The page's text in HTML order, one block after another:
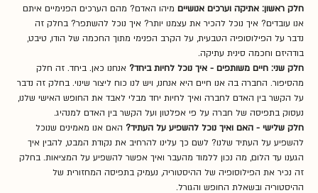
חלק ראשון: אתיקה וערכים אנושיים מיהו האדם? מהם הערכים הפנימיים איתם
אנו עובדים? איך נוכל להכיר את עצמנו יותר? איך נוכל להשתפר? בחלק זה
נדבר על הפילוסופיה הטבעית, על הקרב הפנימי מתוך החכמה של הודו, טיבט,
בודהיזם וחכמה סינית עתיקה.
חלק שני: חיים משותפים - איך נוכל לחיות ביחד? אנחנו כאן. ביחד. זה חלק
מהסיפור. החברה בה אנו חיים היא אנחנו, ויש לנו כוח ליצור שינוי. בחלק זה נדבר
על הקשר בין האדם לחברה ואיך לחיות יחד מבלי לאבד את החופש האישי שלנו,
נעסוק בתפיסה של חברה על פי אפלטון ועל הקשר בין האדם למנהיג.
חלק שלישי - האם ואיך נוכל להשפיע על העתיד? האם אנו מאמינים שנוכל
להשפיע על העתיד שלנו? לשם כך עלינו להרחיב את נקודת המבט, להבין איך
הגענו עד הלום, מה נכון ללמוד מהעבר ואיך אפשר להשפיע על המציאות. בחלק
זה נכיר את הפילוסופיה של ההיסטוריה, נעמיק בתפיסה המחזורית של
ההיסטוריה ובשאלת החופש והגורל.